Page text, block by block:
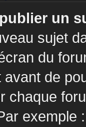
un
sujet
du
avant de
chaque
exemple